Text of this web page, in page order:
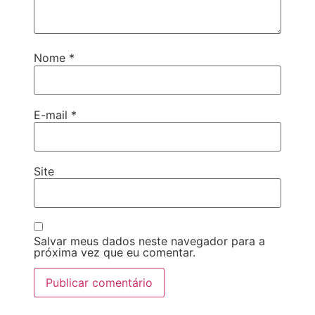
Nome *
E-mail *
Site
Salvar meus dados neste navegador para a
próxima vez que eu comentar.